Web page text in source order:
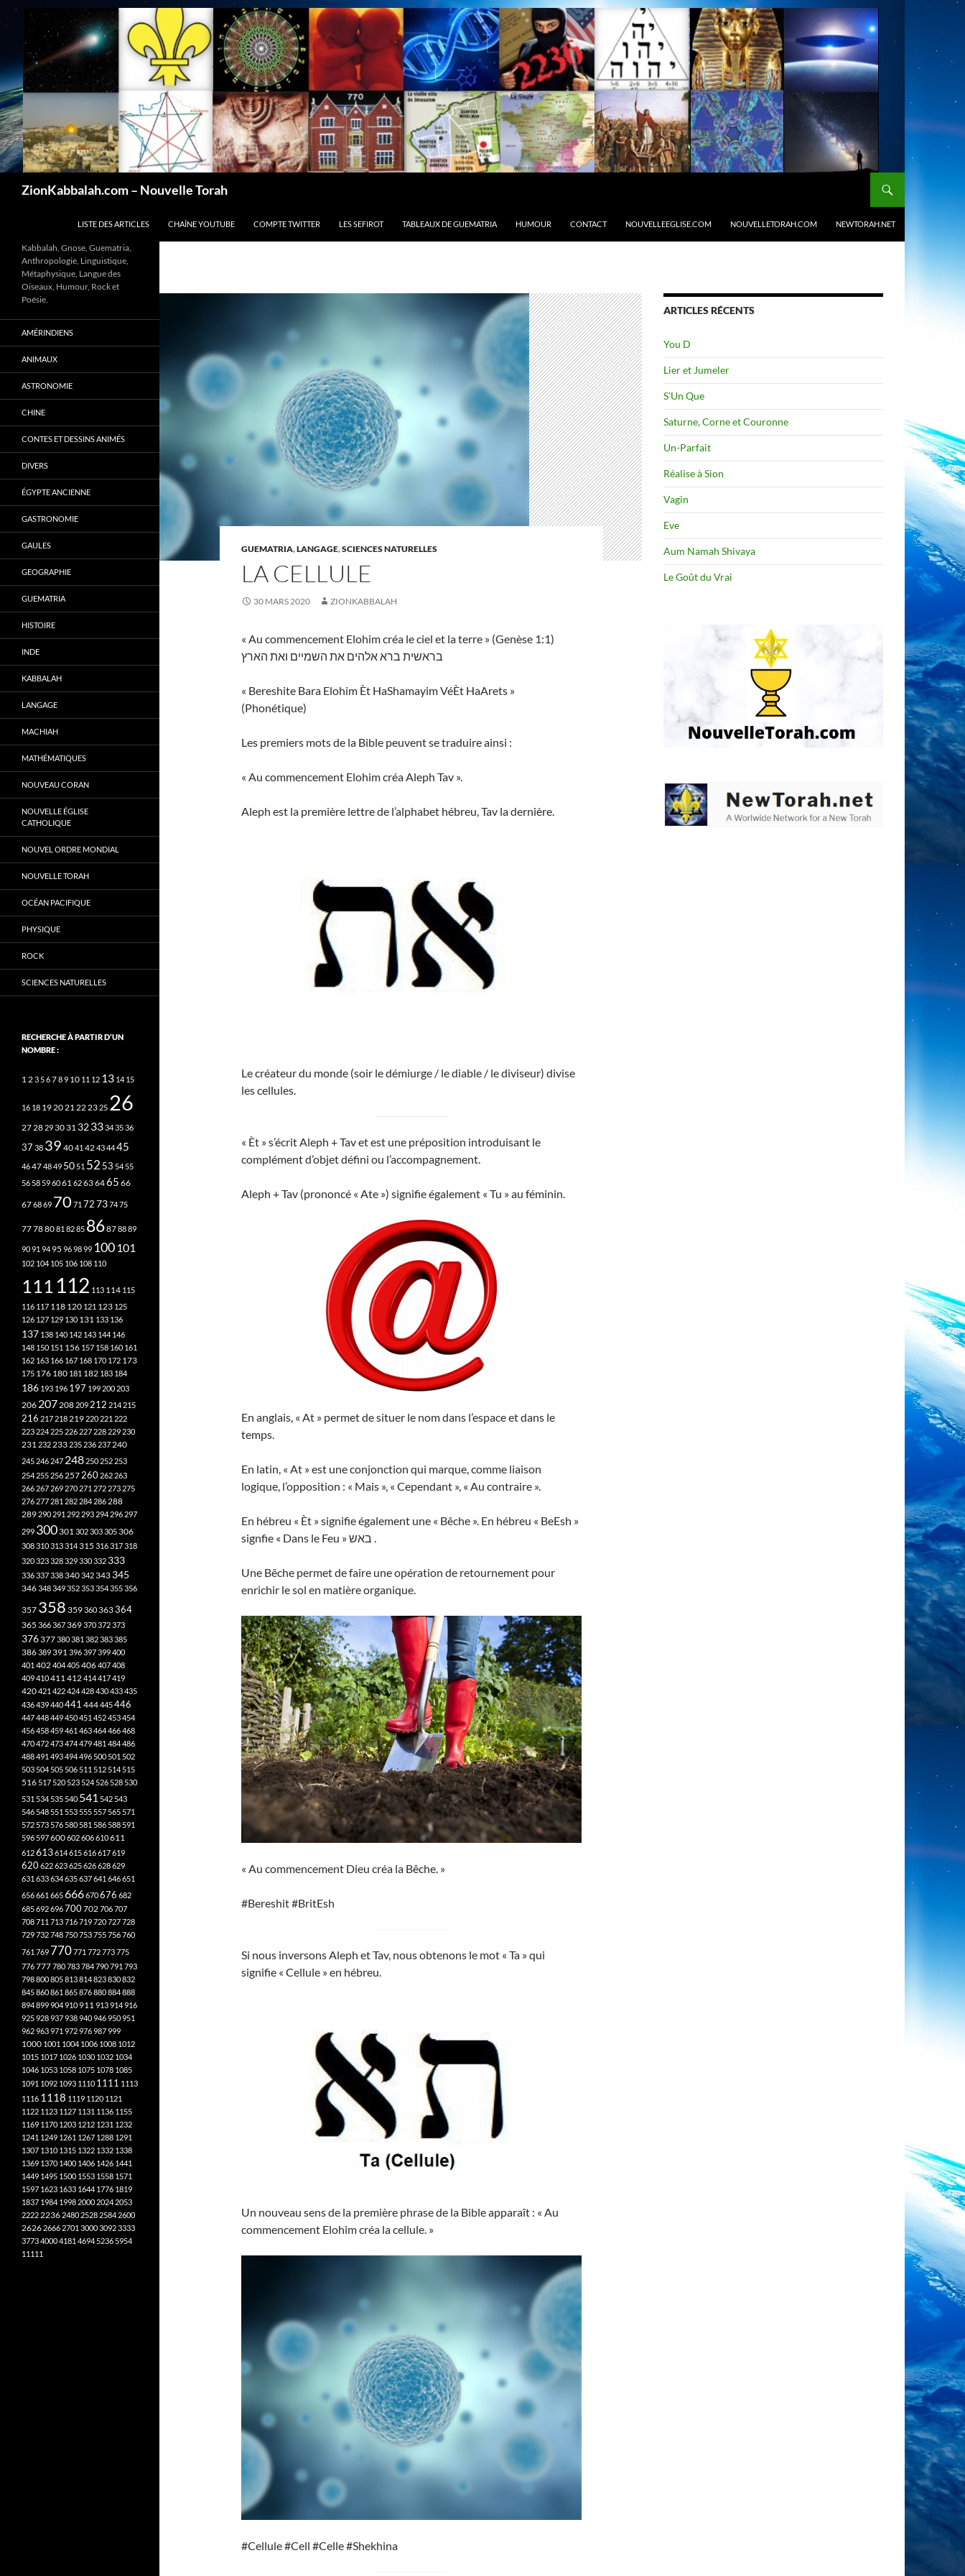
ZionKabbalah.com – Nouvelle Torah
LISTE DES ARTICLES
CHAÎNE YOUTUBE COMPTE TWITTER LES SEFIROT TABLEAUX DE GUEMATRIA HUMOUR CONTACT NOUVELLEEGLISE.COM NOUVELLETORAH.COM NEWTORAH.NET
GUEMATRIA,LANGAGE,SCIENCES NATURELLES
LA CELLULE
30 MARS 2020 ZIONKABBALAH
« Au commencement Elohim créa le ciel et la terre » (Genèse 1:1)
בראשית ברא אלהים את השמיים ואת הארץ
« Bereshite Bara Elohim Èt HaShamayim VéÈt HaArets »
(Phonétique)
Les premiers mots de la Bible peuvent se traduire ainsi :
« Au commencement Elohim créa Aleph Tav ».
Aleph est la première lettre de l’alphabet hébreu, Tav la dernière.
Le créateur du monde (soir le démiurge / le diable / le diviseur) divise
les cellules.
« Èt » s’écrit Aleph + Tav et est une préposition introduisant le
complément d’objet défini ou l’accompagnement.
Aleph + Tav (prononcé « Ate ») signifie également « Tu » au féminin.
En anglais, « At » permet de situer le nom dans l’espace et dans le
temps.
En latin, « At » est une conjonction qui marque, comme liaison
logique, l’opposition : « Mais », « Cependant », « Au contraire ».
En hébreu « Èt » signifie également une « Bêche ». En hébreu « BeEsh »
signfie « Dans le Feu » באש .
Une Bêche permet de faire une opération de retournement pour
enrichir le sol en matière organique.
« Au commencement Dieu créa la Bêche. »
#Bereshit #BritEsh
Si nous inversons Aleph et Tav, nous obtenons le mot « Ta » qui
signifie « Cellule » en hébreu.
Un nouveau sens de la première phrase de la Bible apparaît : « Au
commencement Elohim créa la cellule. »
#Cellule #Cell #Celle #Shekhina
ARTICLES RÉCENTS
You D
Lier et Jumeler
S’Un Que
Saturne, Corne et Couronne
Un-Parfait
Réalise à Sion
Vagin
Eve
Aum Namah Shivaya
Le Goût du Vrai
Kabbalah, Gnose, Guematria,
Anthropologie, Linguistique,
Métaphysique, Langue des
Oiseaux, Humour, Rock et
Poésie.
AMÉRINDIENS
ANIMAUX
ASTRONOMIE
CHINE
CONTES ET DESSINS ANIMÉS
DIVERS
ÉGYPTE ANCIENNE
GASTRONOMIE
GAULES
GEOGRAPHIE
GUEMATRIA
HISTOIRE
INDE
KABBALAH
LANGAGE
MACHIAH
MATHÉMATIQUES
NOUVEAU CORAN
NOUVELLE ÉGLISE
CATHOLIQUE
NOUVEL ORDRE MONDIAL
NOUVELLE TORAH
OCÉAN PACIFIQUE
PHYSIQUE
ROCK
SCIENCES NATURELLES
RECHERCHE À PARTIR D’UN
NOMBRE :
1 23 56789 10 11 12 13 14 15
16 18 1920212223 25 26
27 28 293031 3233343536
37 38 39 4041 42434445
46474849 50 51 52 53 54 55
56 58 596061 62636465 66
676869 70 71 72737475
77788081 8285 86878889
9091 94 95 969899 100101
102 104 105 106 108 110
111 112 113 114 115
116 117 118 120 121 123 125
126 127 129 130 131 133 136
137 138 140 142 143 144 146
148 150 151 156 157 158 160 161
162 163 166 167 168 170 172 173
175 176 180 181 182 183 184
186 193 196 197 199 200 203
206 207 208 209 212 214 215
216 217 218219 220 221 222
223 224 225 226 227 228 229 230
231 232 233 235 236 237240
245 246 247248 250 252 253
254 255 256257 260 262 263
266 267 269 270 271 272 273 275
276 277 281 282 284 286 288
289 290 291 292 293 294 296 297
299 300301302303305306
308310313314315 316317318
320323328329330332 333
336337338340342343 345
346348349352353354355356
357 358 359360363364
365 366367369370372373
376377380381 382383385
386389391396397399400
401 402404405406407408
409410411 412414417419
420421 422424428430433435
436439440441 444445446
447448449450451 452453454
456458459461 463464466468
470472473474479481 484486
488491 493494496 500 501 502
503 504 505 506 511 512 514 515
516 517 520 523 524 526 528 530
531 534 535 540 541 542 543
546 548 551 553 555 557 565 571
572 573 576 580 581 586 588 591
596 597600602606610611
612613614615616617619
620622623625626628629
631 633634635637641 646651
656661 665666670676 682
685692696700702706707
708711 713716719720727728
729732748750753755756760
761 769 770771 772773775
776777780783784790791 793
798800805813814823830832
845860861 865876880884888
894899904910 911 913914916
925928937938940946950951
962963971 972976987999
1000 1001 1004 1006 1008 1012
1015 1017 1026 1030 1032 1034
1046 1053 1058 1075 1078 1085
1091 1092 1093 1110 1111 1113
1116 1118 1119 1120 1121
1122 1123 1127 1131 1136 1155
1169 1170 1203 1212 1231 1232
1241 1249 1261 1267 1288 1291
1307 1310 1315 1322 1332 1338
1369 1370 1400 1406 1426 1441
1449 1495 1500 1553 1558 1571
1597 1623 1633 1644 1776 1819
1837 1984 1998 2000 2024 2053
2222 2236 2480 2528 2584 2600
2626 2666 2701 300030923333
377340004181 4694 5236 5954
11111